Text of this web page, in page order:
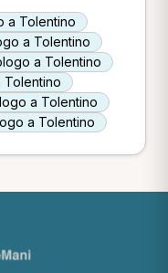
a Tolentino
a Tolentino
a Tolentino
Tolentino
a Tolentino
a Tolentino